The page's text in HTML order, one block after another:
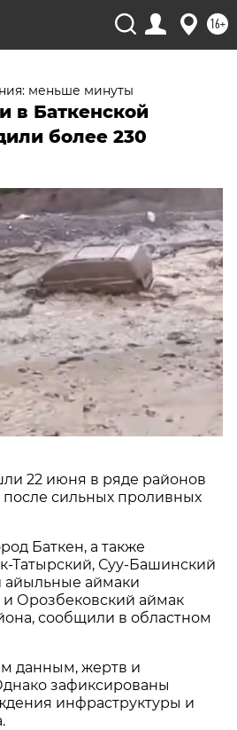
16+
меньше минуты
в Баткенской
более 230
22 июня в ряде районов
после сильных проливных
Баткен, а также
Татырский, Суу-Башинский
аймаки
и Орозбековский аймак
сообщили в областном
данным, жертв и
зафиксированы
инфраструктуры и